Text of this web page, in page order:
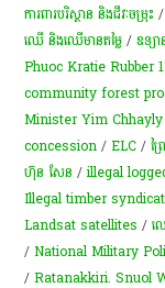
ការពារបរិស្ថាន និងជីវៈចម្រុះ
ឈើ និង​ឈើ​មានតម្លៃ​ /ឧទ្យ
Phuoc Kratie Rubber
community forest
Minister Yim Chhayly
concession /ELC /ព្
ហ៊ុន សែន /illegal
Illegal timber
Landsat satellites /
/National Military
/Ratanakkiri. Snuol